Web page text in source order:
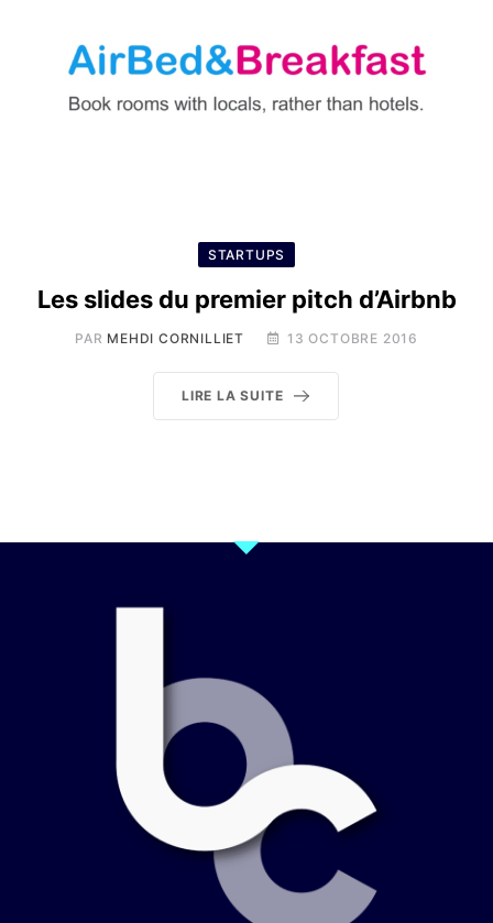
STARTUPS
Les slides du premier pitch d’Airbnb
PAR MEHDI CORNILLIET 13 OCTOBRE 2016
LIRE LA SUITE